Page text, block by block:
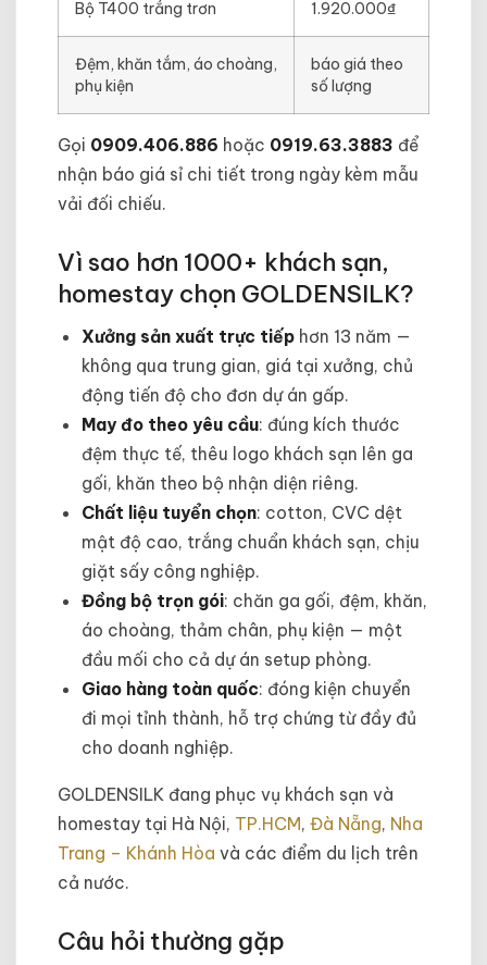
Bộ T400 trắng trơn 1.920.000₫
Đệm, khăn tắm, áo choàng,
phụ kiện
báo giá theo
số lượng
Gọi 0909.406.886 hoặc 0919.63.3883 để
nhận báo giá sỉ chi tiết trong ngày kèm mẫu
vải đối chiếu.
Vì sao hơn 1000+ khách sạn,
homestay chọn GOLDENSILK?
Xưởng sản xuất trực tiếp hơn 13 năm —
không qua trung gian, giá tại xưởng, chủ
động tiến độ cho đơn dự án gấp.
May đo theo yêu cầu: đúng kích thước
đệm thực tế, thêu logo khách sạn lên ga
gối, khăn theo bộ nhận diện riêng.
Chất liệu tuyển chọn: cotton, CVC dệt
mật độ cao, trắng chuẩn khách sạn, chịu
giặt sấy công nghiệp.
Đồng bộ trọn gói: chăn ga gối, đệm, khăn,
áo choàng, thảm chân, phụ kiện — một
đầu mối cho cả dự án setup phòng.
Giao hàng toàn quốc: đóng kiện chuyển
đi mọi tỉnh thành, hỗ trợ chứng từ đầy đủ
cho doanh nghiệp.
GOLDENSILK đang phục vụ khách sạn và
homestay tại Hà Nội, TP.HCM, Đà Nẵng, Nha
Trang – Khánh Hòa và các điểm du lịch trên
cả nước.
Câu hỏi thường gặp